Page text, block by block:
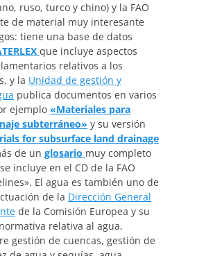
ruso, turco y chino) y la FAO
de material muy interesante
tiene una base de datos
que incluye aspectos
relativos a los
y la Unidad de gestión y
publica documentos en varios
ejemplo «Materiales para
subterráneo» y su versión
for subsurface land drainage
de un glosario muy completo
incluye en el CD de la FAO
El agua es también uno de
de la Dirección General
de la Comisión Europea y su
relativa al agua,
gestión de cuencas, gestión de